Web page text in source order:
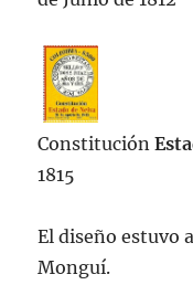
Constitución
1815
El diseño estuvo
Monguí.